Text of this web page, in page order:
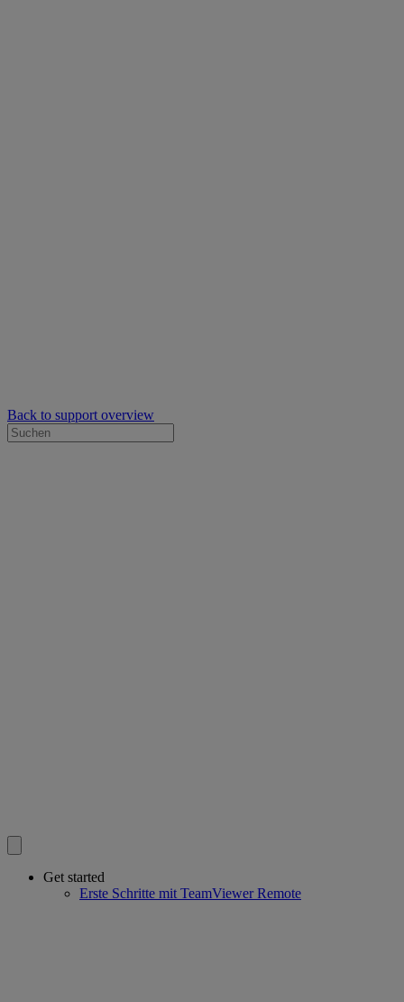
Back to support overview
Get started
Erste Schritte mit TeamViewer Remote